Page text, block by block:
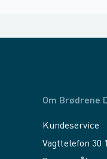
Om Brødrene
Kundeservice
Vagttelefon 30